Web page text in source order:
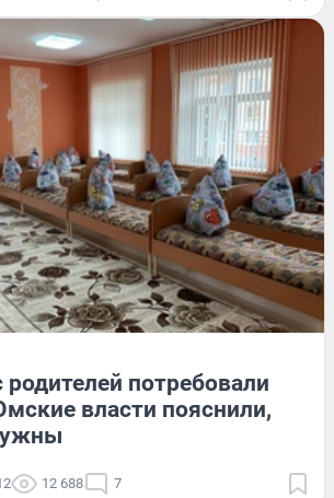
родителей потребовали
власти пояснили,
12 688 7